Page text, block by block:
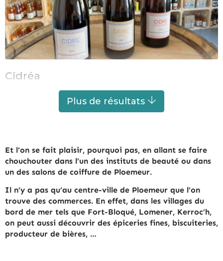
Cidréa
À 4.5 km de Ploemeur
Plus de résultats
Et l’on se fait plaisir, pourquoi pas, en allant se faire
chouchouter dans l’un des instituts de beauté ou dans
un des salons de coiffure de Ploemeur.
Il n’y a pas qu’au centre-ville de Ploemeur que l’on
trouve des commerces. En effet, dans les villages du
bord de mer tels que Fort-Bloqué, Lomener, Kerroc’h,
on peut aussi découvrir des épiceries fines, biscuiteries,
producteur de bières, …